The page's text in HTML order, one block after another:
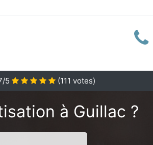
/5 (111 votes)
à Guillac ?